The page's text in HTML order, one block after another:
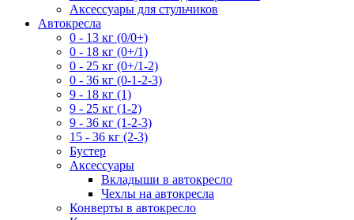
Аксессуары для стульчиков
Автокресла
0 - 13 кг (0/0+)
0 - 18 кг (0+/1)
0 - 25 кг (0+/1-2)
0 - 36 кг (0-1-2-3)
9 - 18 кг (1)
9 - 25 кг (1-2)
9 - 36 кг (1-2-3)
15 - 36 кг (2-3)
Бустер
Аксессуары
Вкладыши в автокресло
Чехлы на автокресла
Конверты в автокресло